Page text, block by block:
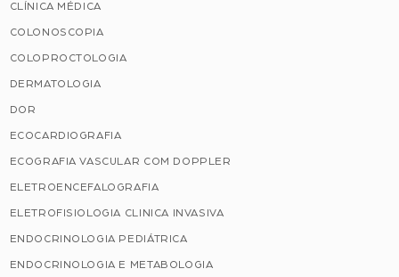
CLÍNICA MÉDICA
COLONOSCOPIA
COLOPROCTOLOGIA
DERMATOLOGIA
DOR
ECOCARDIOGRAFIA
ECOGRAFIA VASCULAR COM DOPPLER
ELETROENCEFALOGRAFIA
ELETROFISIOLOGIA CLINICA INVASIVA
ENDOCRINOLOGIA PEDIÁTRICA
ENDOCRINOLOGIA E METABOLOGIA